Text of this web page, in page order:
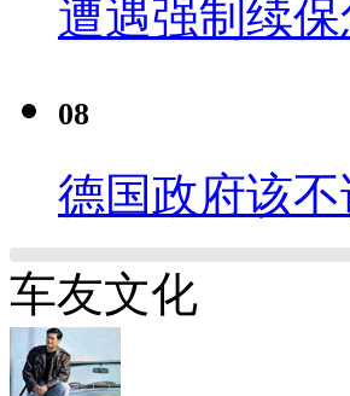
遭遇强制续
08
德国政府该
车友文化